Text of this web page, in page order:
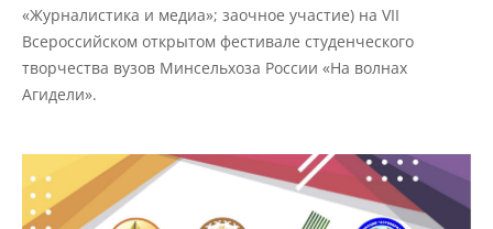
Образование
Руководство
Педагогический состав
«Журналистика и медиа»; заочное участие) на VII
Всероссийском открытом фестивале студенческого
творчества вузов Минсельхоза России «На волнах
Агидели».